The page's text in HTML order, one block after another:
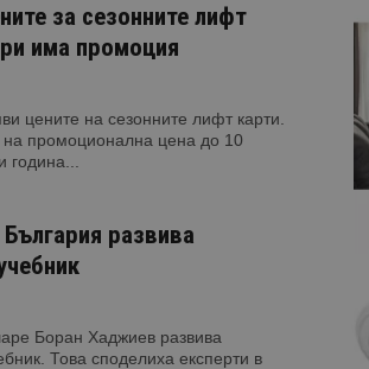
за сезонните лифт
има промоция
цените на сезонните лифт карти.
на промоционална цена до 10
развива
Боран Хаджиев развива
Това споделиха експерти в